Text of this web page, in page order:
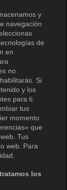
y
navegación
de
en
no
Si
y los
para ti.
tus
momento
que
Tus
web. Para
los